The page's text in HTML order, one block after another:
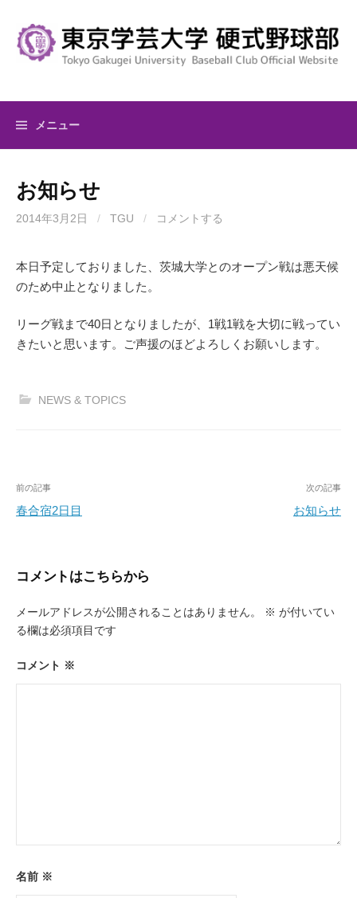
キ
メニュー
お知らせ
2014年3月2日 / TGU / コメントする
本日予定しておりました、茨城大学とのオープン戦は悪天候
のため中止となりました。
リーグ戦まで40日となりましたが、1戦1戦を大切に戦ってい
きたいと思います。ご声援のほどよろしくお願いします。
NEWS & TOPICS
投
稿
ゲ
ー
シ
ョ
ン
前の記事
春合宿2日目
次の記事
お知らせ
コメントはこちらから
メールアドレスが公開されることはありません。 ※ が付いてい
る欄は必須項目です
コメント ※
名前 ※